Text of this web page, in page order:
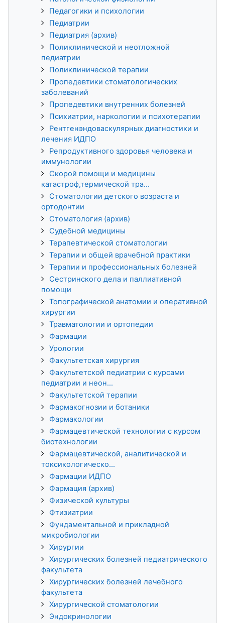
Педагогики и психологии
Педиатрии
Педиатрия (архив)
Поликлинической и неотложной
педиатрии
Поликлинической терапии
Пропедевтики стоматологических
заболеваний
Пропедевтики внутренних болезней
Психиатрии, наркологии и психотерапии
Рентгенэндоваскулярных диагностики и
лечения ИДПО
Репродуктивного здоровья человека и
иммунологии
Скорой помощи и медицины
катастроф,термической тра...
Стоматологии детского возраста и
ортодонтии
Стоматология (архив)
Судебной медицины
Терапевтической стоматологии
Терапии и общей врачебной практики
Терапии и профессиональных болезней
Сестринского дела и паллиативной
помощи
Топографической анатомии и оперативной
хирургии
Травматологии и ортопедии
Фармации
Урологии
Факультетская хирургия
Факультетской педиатрии с курсами
педиатрии и неон...
Факультетской терапии
Фармакогнозии и ботаники
Фармакологии
Фармацевтической технологии с курсом
биотехнологии
Фармацевтической, аналитической и
токсикологическо...
Фармации ИДПО
Фармация (архив)
Физической культуры
Фтизиатрии
Фундаментальной и прикладной
микробиологии
Хирургии
Хирургических болезней педиатрического
факультета
Хирургических болезней лечебного
факультета
Хирургической стоматологии
Эндокринологии